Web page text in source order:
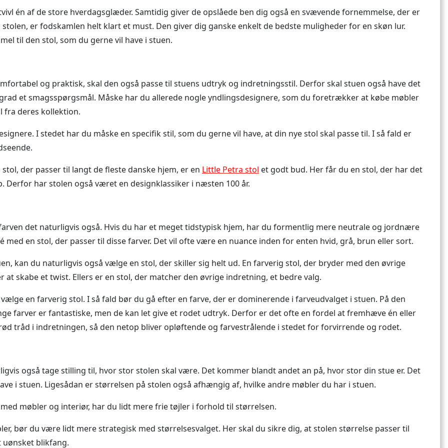
én af de store hverdagsglæder. Samtidig giver de opslåede ben dig også en svævende fornemmelse, der er
er fodskamlen helt klart et must. Den giver dig ganske enkelt de bedste muligheder for en skøn lur.
til den stol, som du gerne vil have i stuen.
og praktisk, skal den også passe til stuens udtryk og indretningsstil. Derfor skal stuen også have det
et smagsspørgsmål. Måske har du allerede nogle yndlingsdesignere, som du foretrækker at købe møbler
fra deres kollektion.
I stedet har du måske en specifik stil, som du gerne vil have, at din nye stol skal passe til. I så fald er
der passer til langt de fleste danske hjem, er en Little Petra stol et godt bud. Her får du en stol, der har det
Derfor har stolen også været en designklassiker i næsten 100 år.
det naturligvis også. Hvis du har et meget tidstypisk hjem, har du formentlig mere neutrale og jordnære
en stol, der passer til disse farver. Det vil ofte være en nuance inden for enten hvid, grå, brun eller sort.
kan du naturligvis også vælge en stol, der skiller sig helt ud. En farverig stol, der bryder med den øvrige
skabe et twist. Ellers er en stol, der matcher den øvrige indretning, et bedre valg.
en farverig stol. I så fald bør du gå efter en farve, der er dominerende i farveudvalget i stuen. På den
farver er fantastiske, men de kan let give et rodet udtryk. Derfor er det ofte en fordel at fremhæve én eller
tråd i indretningen, så den netop bliver opløftende og farvestrålende i stedet for forvirrende og rodet.
også tage stilling til, hvor stor stolen skal være. Det kommer blandt andet an på, hvor stor din stue er. Det
i stuen. Ligesådan er størrelsen på stolen også afhængig af, hvilke andre møbler du har i stuen.
møbler og interiør, har du lidt mere frie tøjler i forhold til størrelsen.
bør du være lidt mere strategisk med størrelsesvalget. Her skal du sikre dig, at stolen størrelse passer til
uønsket blikfang.